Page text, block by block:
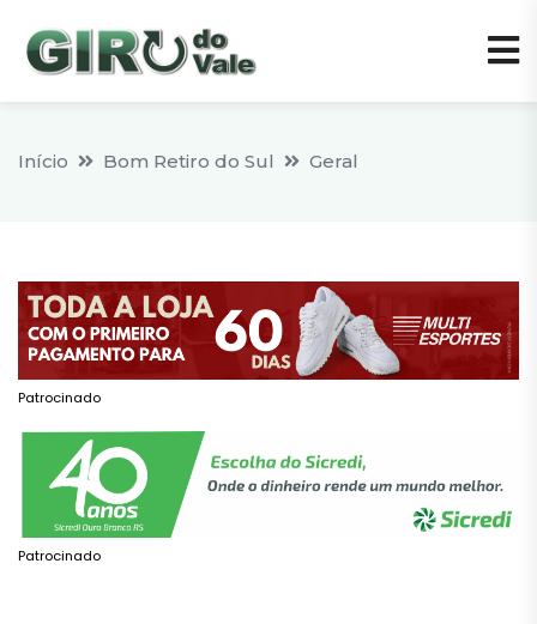
Início Bom Retiro do Sul Geral
Patrocinado
Patrocinado